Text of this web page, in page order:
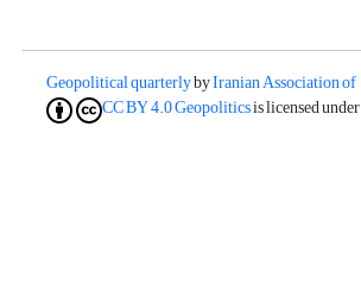
Geopolitical quarterlybyIranian Association of
Geopoliticsis licensed under
CC BY 4.0